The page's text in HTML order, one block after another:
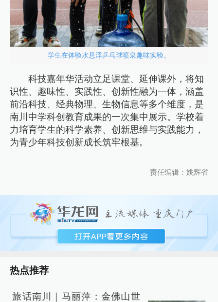
学生在体验水悬浮乒乓球喷泉趣味实验。
科技嘉年华活动立足课堂、延伸课外，将知
识性、趣味性、实践性、创新性融为一体，涵盖
前沿科技、经典物理、生物信息等多个维度，是
南川中学科创教育成果的一次集中展示。学校着
力培育学生的科学素养、创新思维与实践能力，
为青少年科技创新成长筑牢根基。
责任编辑：姚辉省
热点推荐
旅话南川｜马丽萍：金佛山世